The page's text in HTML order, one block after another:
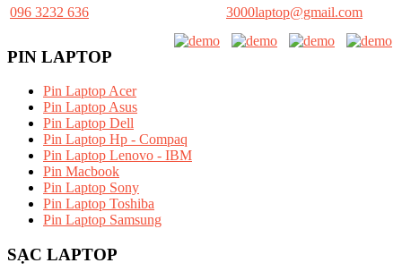
096 3232 636
3000laptop@gmail.com
PIN LAPTOP
Pin Laptop Acer
Pin Laptop Asus
Pin Laptop Dell
Pin Laptop Hp - Compaq
Pin Laptop Lenovo - IBM
Pin Macbook
Pin Laptop Sony
Pin Laptop Toshiba
Pin Laptop Samsung
SẠC LAPTOP